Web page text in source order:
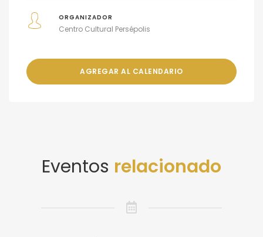
ORGANIZADOR
Centro Cultural Persépolis
AGREGAR AL CALENDARIO
Eventos relacionado